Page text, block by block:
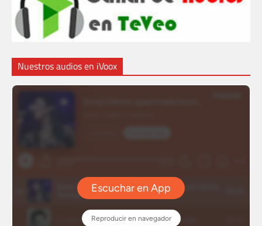
Nuestros audios en iVoox